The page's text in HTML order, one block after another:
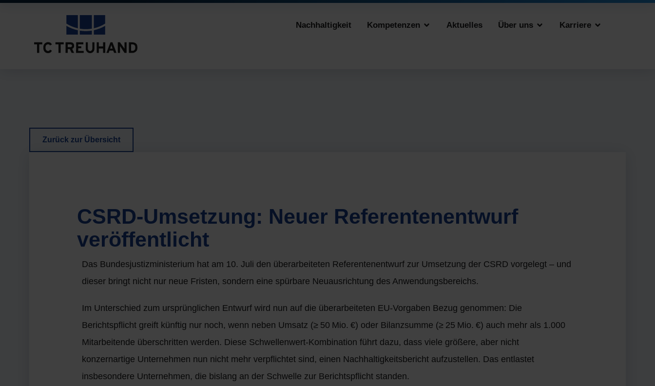
Nachhaltigkeit Kompetenzen Aktuelles Über uns Karriere
Zurück zur Übersicht
CSRD-Umsetzung: Neuer Referentenentwurf
veröffentlicht
Das Bundesjustizministerium hat am 10. Juli den überarbeiteten Referentenentwurf zur Umsetzung der CSRD vorgelegt – und
dieser bringt nicht nur neue Fristen, sondern eine spürbare Neuausrichtung des Anwendungsbereichs.
Im Unterschied zum ursprünglichen Entwurf wird nun auf die überarbeiteten EU-Vorgaben Bezug genommen: Die
Berichtspflicht greift künftig nur noch, wenn neben Umsatz (≥ 50 Mio. €) oder Bilanzsumme (≥ 25 Mio. €) auch mehr als 1.000
Mitarbeitende überschritten werden. Diese Schwellenwert-Kombination führt dazu, dass viele größere, aber nicht
konzernartige Unternehmen nun nicht mehr verpflichtet sind, einen Nachhaltigkeitsbericht aufzustellen. Das entlastet
insbesondere Unternehmen, die bislang an der Schwelle zur Berichtspflicht standen.